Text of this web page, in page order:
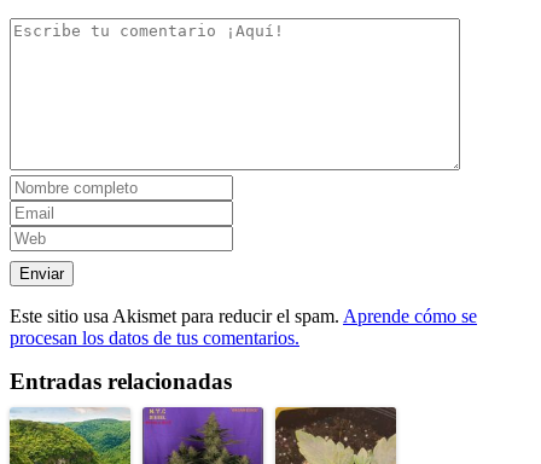
Este sitio usa Akismet para reducir el spam. Aprende cómo se
procesan los datos de tus comentarios.
Entradas relacionadas